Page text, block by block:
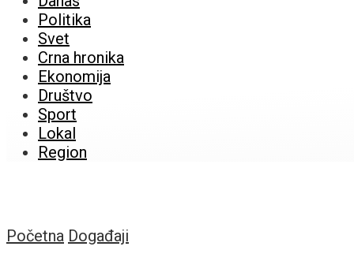
Politika
Svet
Crna hronika
Ekonomija
Društvo
Sport
Lokal
Region
Početna Događaji